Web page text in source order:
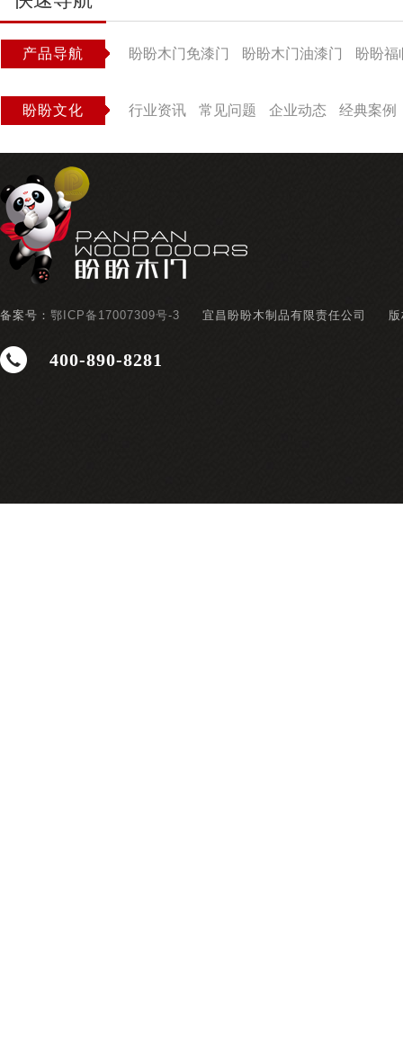
产品导航 盼盼木门免漆门 盼盼木门油漆门 盼盼福
盼盼文化 行业资讯 常见问题 企业动态 经典案例
备案号： 鄂ICP备17007309号-3 宜昌盼盼木制品有限责任公司
400-890-8281